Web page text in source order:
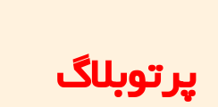
پرتوبلاگ